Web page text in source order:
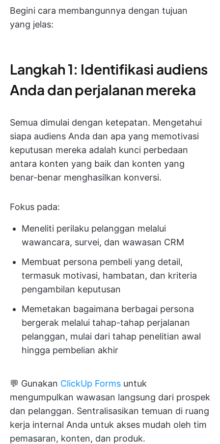
Begini cara membangunnya dengan tujuan
yang jelas:
Langkah 1: Identifikasi audiens
Anda dan perjalanan mereka
Semua dimulai dengan ketepatan. Mengetahui
siapa audiens Anda dan apa yang memotivasi
keputusan mereka adalah kunci perbedaan
antara konten yang baik dan konten yang
benar-benar menghasilkan konversi.
Fokus pada:
Meneliti perilaku pelanggan melalui
wawancara, survei, dan wawasan CRM
Membuat persona pembeli yang detail,
termasuk motivasi, hambatan, dan kriteria
pengambilan keputusan
Memetakan bagaimana berbagai persona
bergerak melalui tahap-tahap perjalanan
pelanggan, mulai dari tahap penelitian awal
hingga pembelian akhir
💬 Gunakan ClickUp Forms untuk
mengumpulkan wawasan langsung dari prospek
dan pelanggan. Sentralisasikan temuan di ruang
kerja internal Anda untuk akses mudah oleh tim
pemasaran, konten, dan produk.